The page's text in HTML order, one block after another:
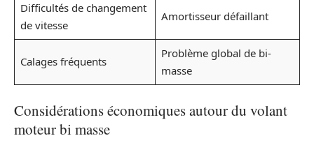
Difficultés de changement
de vitesse
Amortisseur défaillant
Calages fréquents
Problème global de bi-
masse
Considérations économiques autour du volant
moteur bi masse